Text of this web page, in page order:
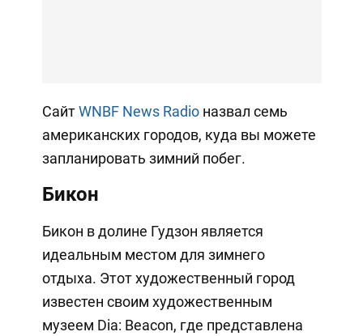
СайтWNBF News Radioназвал семь
американских городов, куда вы можете
запланировать зимний побег.
Бикон
Бикон в долине Гудзон является
идеальным местом для зимнего
отдыха. Этот художественный город
известен своим художественным
музеем Dia: Beacon, где представлена